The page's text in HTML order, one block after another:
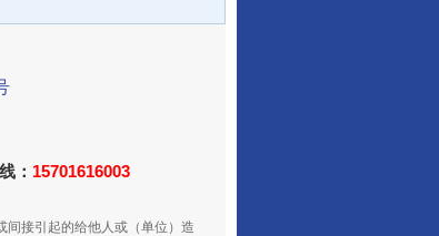
： 15701616003
间接引起的给他人或（单位）造